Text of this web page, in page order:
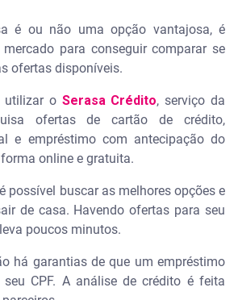
é ou não uma opção vantajosa, é
para conseguir comparar se
ofertas disponíveis.
utilizar o Serasa Crédito, serviço da
ofertas de cartão de crédito,
e empréstimo com antecipação do
online e gratuita.
possível buscar as melhores opções e
de casa. Havendo ofertas para seu
poucos minutos.
há garantias de que um empréstimo
CPF. A análise de crédito é feita